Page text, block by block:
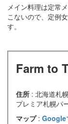
メイン料理は定常
こないので、定例
す。
Farm to
住所 : 北海道札
プレミア札幌パ
マップ : Google